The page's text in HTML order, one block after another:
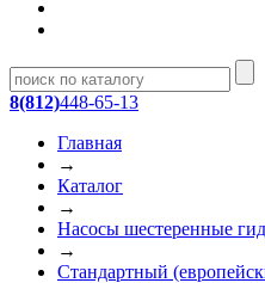
8(812)448-65-13
Главная
→
Каталог
→
Насосы шестеренные
→
Стандартный